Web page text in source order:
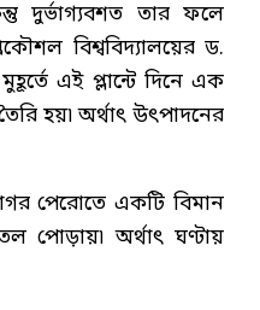
দুর্ভাগ্যবশত তার ফলে
বিশ্ববিদ্যালয়ের ড.
এই প্লান্টে দিনে এক
হয়৷ অর্থাৎ উৎপাদনের
পেরোতে একটি বিমান
পোড়ায়৷ অর্থাৎ ঘণ্টায়